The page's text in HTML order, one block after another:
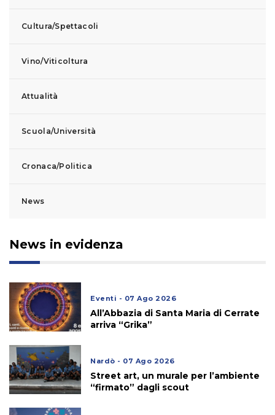
Cultura/Spettacoli
Vino/Viticoltura
Attualità
Scuola/Università
Cronaca/Politica
News
News in evidenza
Eventi - 07 Ago 2026
All’Abbazia di Santa Maria di Cerrate
arriva “Grika”
Nardò - 07 Ago 2026
Street art, un murale per l’ambiente
“firmato” dagli scout